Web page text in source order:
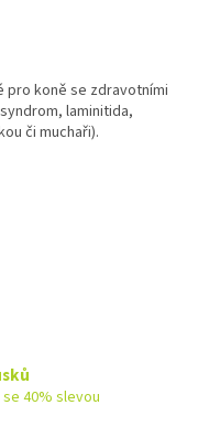
koně se zdravotními
laminitida,
či muchaři).
40% slevou